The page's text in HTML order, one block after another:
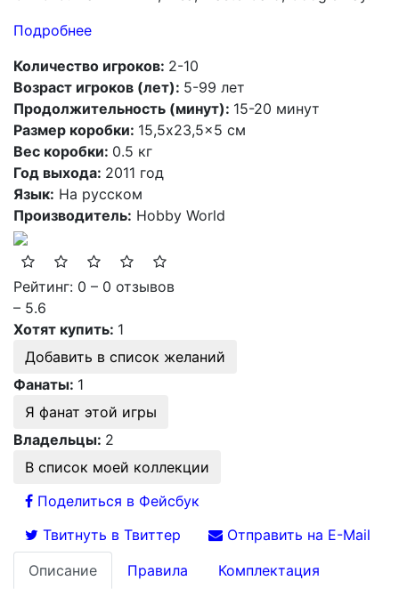
Подробнее
Количество игроков: 2-10
Возраст игроков (лет): 5-99 лет
Продолжительность (минут): 15-20 минут
Размер коробки: 15,5x23,5x5 см
Вес коробки: 0.5 кг
Год выхода: 2011 год
Язык: На русском
Производитель: Hobby World
Рейтинг: 0 – 0 отзывов
– 5.6
Хотят купить: 1
Добавить в список желаний
Фанаты: 1
Я фанат этой игры
Владельцы: 2
В список моей коллекции
Поделиться в Фейсбук
Твитнуть в Твиттер
Отправить на E-Mail
Описание
Правила Комплектация